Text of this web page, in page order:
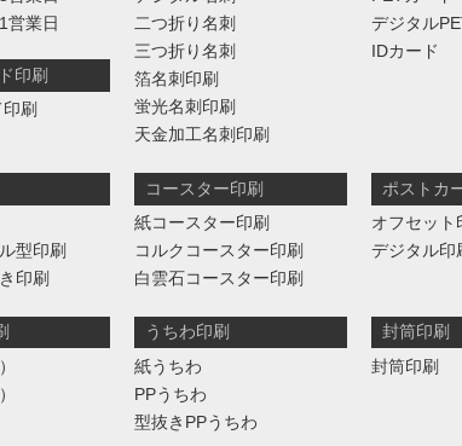
業日
印刷
刷
二つ折り名刺
三つ折り名刺
箔名刺印刷
蛍光名刺印刷
天金加工名刺印刷
デジタル
IDカード
型印刷
印刷
コースター印刷
紙コースター印刷
コルクコースター印刷
白雲石コースター印刷
ポストカ
オフセット
デジタル印
うちわ印刷
紙うちわ
PPうちわ
型抜きPPうちわ
封筒印刷
封筒印刷